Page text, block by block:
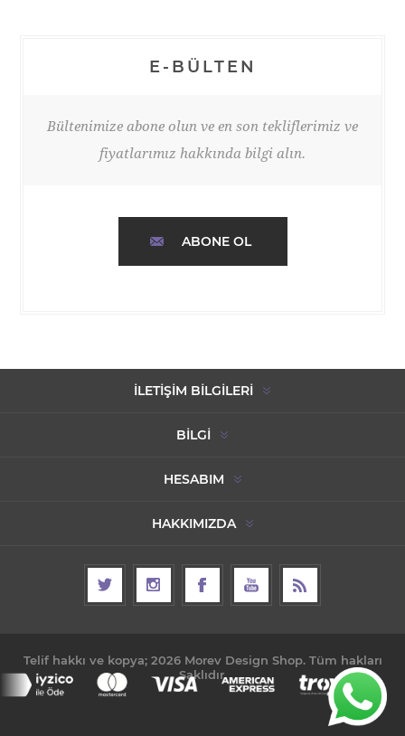
E-BÜLTEN
Bültenimize abone olun ve en son tekliflerimiz ve
fiyatlarımız hakkında bilgi alın.
ABONE OL
İLETIŞIM BILGILERI
BILGI
HESABIM
HAKKIMIZDA
Telif hakkı ve kopya; 2026 Morev Design Shop. Tüm hakları
Saklıdır.